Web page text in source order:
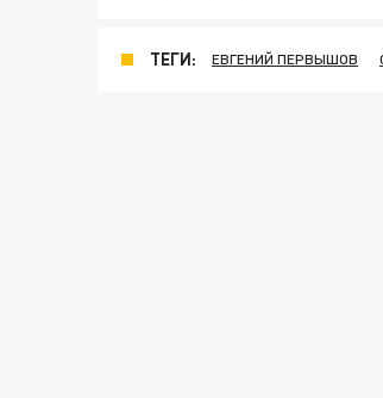
ТЕГИ: ЕВГЕНИЙ ПЕРВЫШОВ